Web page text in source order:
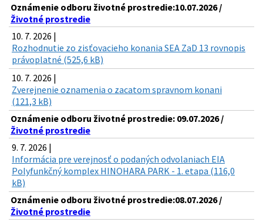
Oznámenie odboru životné prostredie:10.07.2026 /
Životné prostredie
10. 7. 2026 |
Rozhodnutie zo zisťovacieho konania SEA ZaD 13 rovnopis
právoplatné (525,6 kB)
10. 7. 2026 |
Zverejnenie oznamenia o zacatom spravnom konani
(121,3 kB)
Oznámenie odboru životné prostredie: 09.07.2026 /
Životné prostredie
9. 7. 2026 |
Informácia pre verejnosť o podaných odvolaniach EIA
Polyfunkčný komplex HINOHARA PARK - 1. etapa (116,0
kB)
Oznámenie odboru životné prostredie:08.07.2026 /
Životné prostredie